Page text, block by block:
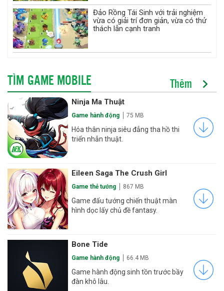
Đảo Rồng Tái Sinh với trải nghiệm
vừa có giải trí đơn giản, vừa có thử
thách lẫn cạnh tranh
TÌM GAME MOBILE Thêm
Ninja Ma Thuật
Game hành động 75 MB
Hóa thân ninja siêu đẳng tha hồ thi
triển nhẫn thuật.
Eileen Saga The Crush Girl
Game thẻ tướng 867 MB
Game đấu tướng chiến thuật màn
hình dọc lấy chủ đề fantasy.
Bone Tide
Game hành động 66.4 MB
Game hành động sinh tồn trước bầy
đàn khô lâu.